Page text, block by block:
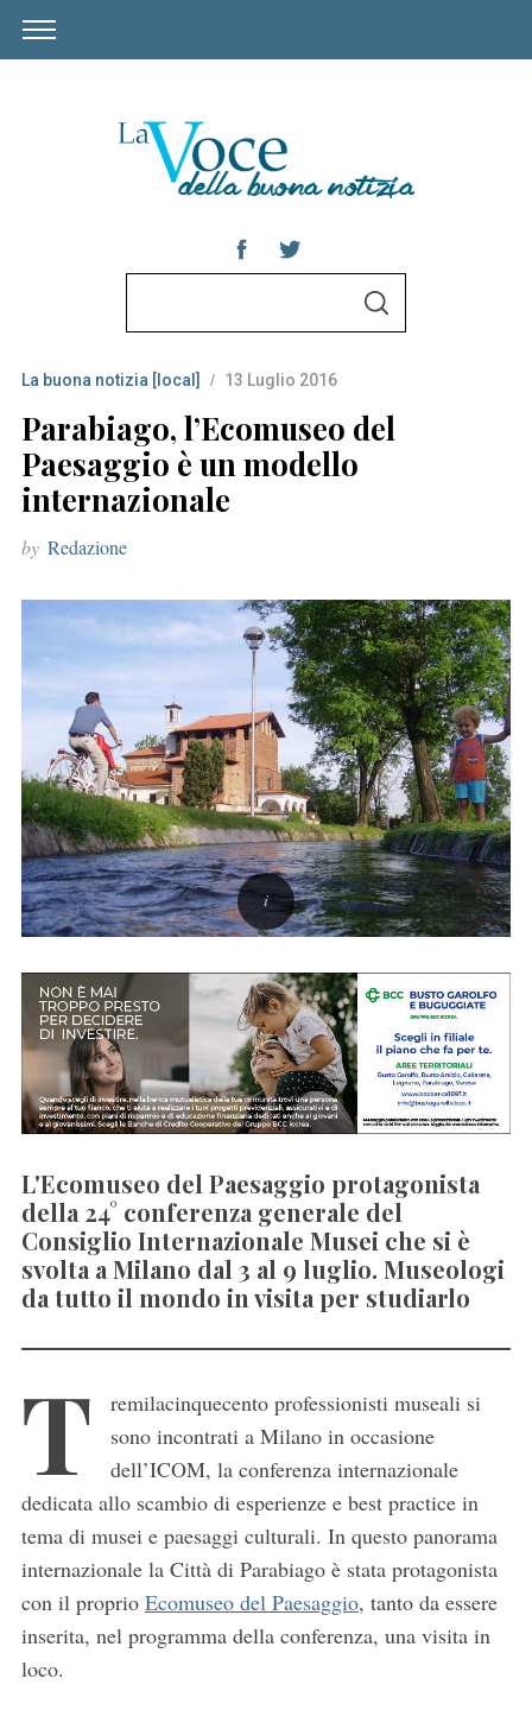
r
c
h
f
o
r
S
La buona notizia [local] 13 Luglio 2016
Parabiago, l’Ecomuseo del
Paesaggio è un modello
internazionale
by Redazione
L'Ecomuseo del Paesaggio protagonista
della 24° conferenza generale del
Consiglio Internazionale Musei che si è
svolta a Milano dal 3 al 9 luglio. Museologi
da tutto il mondo in visita per studiarlo
T
remilacinquecento professionisti museali si
sono incontrati a Milano in occasione
dell’ICOM, la conferenza internazionale
dedicata allo scambio di esperienze e best practice in
tema di musei e paesaggi culturali. In questo panorama
internazionale la Città di Parabiago è stata protagonista
con il proprio Ecomuseo del Paesaggio, tanto da essere
inserita, nel programma della conferenza, una visita in
loco.